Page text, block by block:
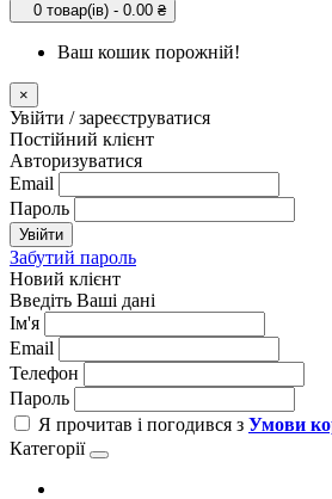
0 товар(ів) - 0.00 ₴
Ваш кошик порожній!
×
Увійти / зареєструватися
Постійний клієнт
Авторизуватися
Email
Пароль
Увійти
Забутий пароль
Новий клієнт
Введіть Ваші дані
Ім'я
Email
Телефон
Пароль
Я прочитав і погодився з Умови
Категорії